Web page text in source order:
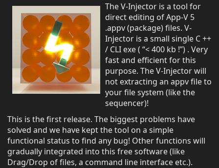
The V-Injector is a tool for
direct editing of App-V 5
.appv (package) files. V-
Injector is a small single C ++
/ CLI exe ( “< 400 kb !”) . Very
fast and efficient for this
purpose. The V-Injector will
not extracting an appv file to
your file system (like the
sequencer)!
This is the first release. The biggest problems have
solved and we have kept the tool on a simple
functional status to find any bug! Other functions will
gradually integrated into this free software (like
Drag/Drop of files, a command line interface etc.).